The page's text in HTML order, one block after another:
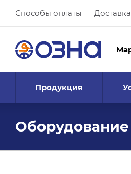
Способы оплаты Доставка
Продукция
Оборудование